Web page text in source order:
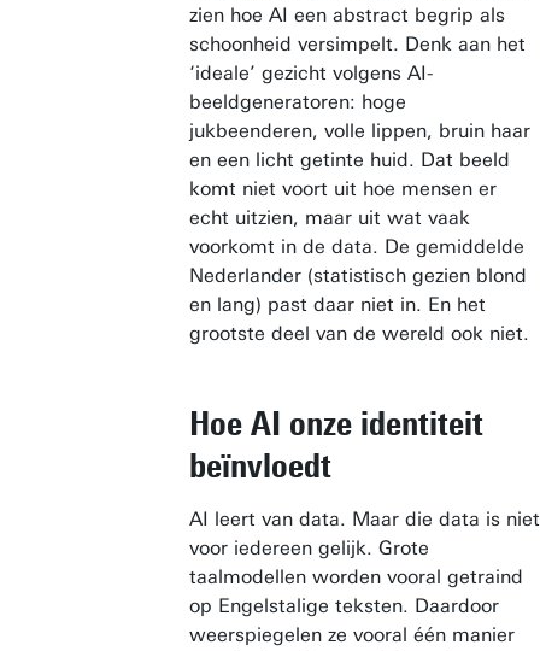
zien hoe AI een abstract begrip als
schoonheid versimpelt. Denk aan het
‘ideale’ gezicht volgens AI-
beeldgeneratoren: hoge
jukbeenderen, volle lippen, bruin haar
en een licht getinte huid. Dat beeld
komt niet voort uit hoe mensen er
echt uitzien, maar uit wat vaak
voorkomt in de data. De gemiddelde
Nederlander (statistisch gezien blond
en lang) past daar niet in. En het
grootste deel van de wereld ook niet.
Hoe AI onze identiteit
beïnvloedt
AI leert van data. Maar die data is niet
voor iedereen gelijk. Grote
taalmodellen worden vooral getraind
op Engelstalige teksten. Daardoor
weerspiegelen ze vooral één manier